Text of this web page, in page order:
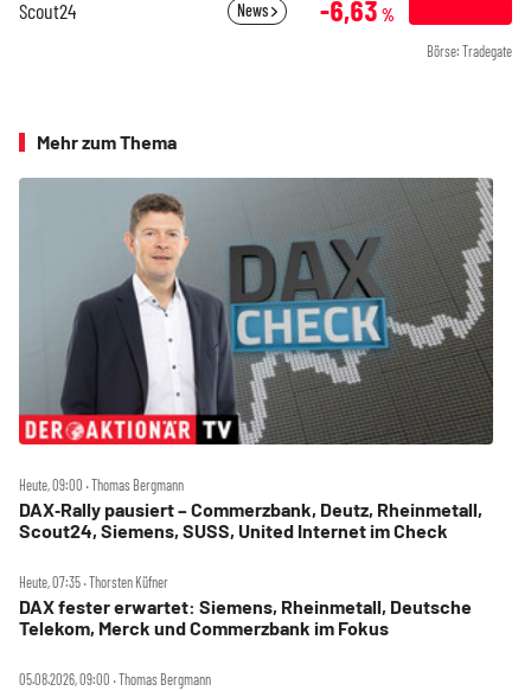
Scout24 News -6,63 %
Börse: Tradegate
Mehr zum Thema
Heute, 09:00 ‧ Thomas Bergmann
DAX‑Rally pausiert – Commerzbank, Deutz, Rheinmetall,
Scout24, Siemens, SUSS, United Internet im Check
Heute, 07:35 ‧ Thorsten Küfner
DAX fester erwartet: Siemens, Rheinmetall, Deutsche
Telekom, Merck und Commerzbank im Fokus
05.08.2026, 09:00 ‧ Thomas Bergmann